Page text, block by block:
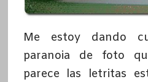
Me estoy dando
paranoia de foto
parece las letritas